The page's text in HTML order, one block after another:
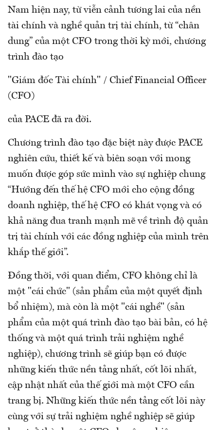
Nam hiện nay, từ viễn cảnh tương lai của nền
tài chính và nghề quản trị tài chính, từ “chân
dung” của một CFO trong thời kỳ mới, chương
trình đào tạo
"Giám đốc Tài chính" / Chief Financial Officer
(CFO)
của PACE đã ra đời.
Chương trình đào tạo đặc biệt này được PACE
nghiên cứu, thiết kế và biên soạn với mong
muốn được góp sức mình vào sự nghiệp chung
“Hướng đến thế hệ CFO mới cho cộng đồng
doanh nghiệp, thế hệ CFO có khát vọng và có
khả năng đua tranh mạnh mẽ về trình độ quản
trị tài chính với các đồng nghiệp của mình trên
khắp thế giới”.
Đồng thời, với quan điểm, CFO không chỉ là
một "cái chức" (sản phẩm của một quyết định
bổ nhiệm), mà còn là một "cái nghề" (sản
phẩm của một quá trình đào tạo bài bản, có hệ
thống và một quá trình trải nghiệm nghề
nghiệp), chương trình sẽ giúp bạn có được
những kiến thức nền tảng nhất, cốt lõi nhất,
cập nhật nhất của thế giới mà một CFO cần
trang bị. Những kiến thức nền tảng cốt lõi này
cùng với sự trải nghiệm nghề nghiệp sẽ giúp